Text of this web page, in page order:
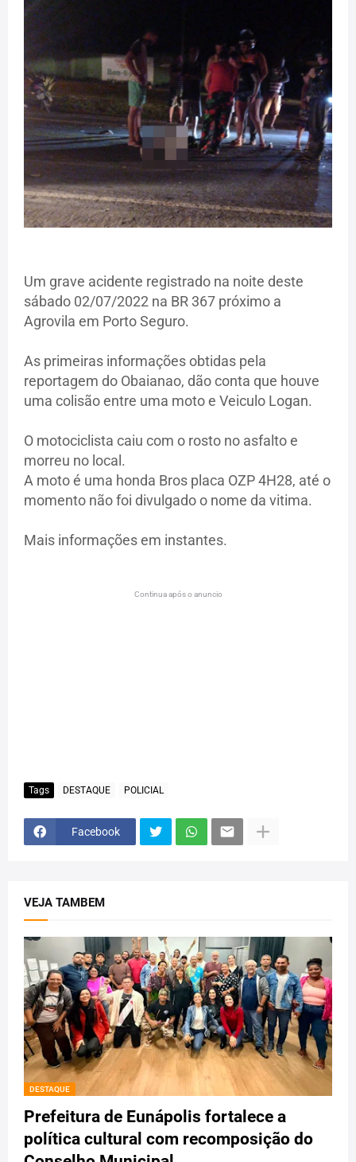
Um grave acidente registrado na noite deste
sábado 02/07/2022 na BR 367 próximo a
Agrovila em Porto Seguro.
As primeiras informações obtidas pela
reportagem do Obaianao, dão conta que houve
uma colisão entre uma moto e Veiculo Logan.
O motociclista caiu com o rosto no asfalto e
morreu no local.
A moto é uma honda Bros placa OZP 4H28, até o
momento não foi divulgado o nome da vitima.
Mais informações em instantes.
Continua após o anuncio
Tags DESTAQUE POLICIAL
Facebook
VEJA TAMBEM
DESTAQUE
Prefeitura de Eunápolis fortalece a
política cultural com recomposição do